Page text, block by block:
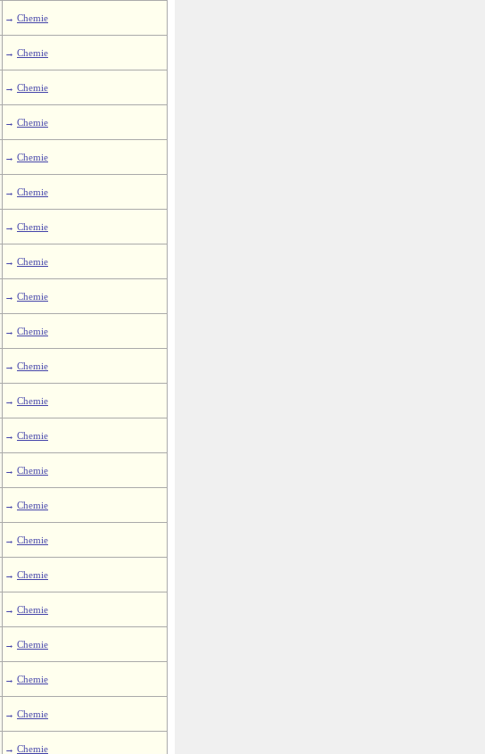
→ Chemie
→ Chemie
→ Chemie
→ Chemie
→ Chemie
→ Chemie
→ Chemie
→ Chemie
→ Chemie
→ Chemie
→ Chemie
→ Chemie
→ Chemie
→ Chemie
→ Chemie
→ Chemie
→ Chemie
→ Chemie
→ Chemie
→ Chemie
→ Chemie
→ Chemie